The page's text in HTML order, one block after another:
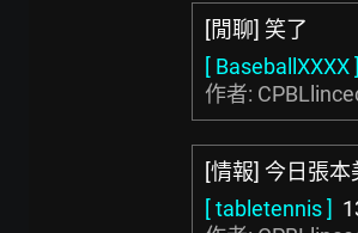
[閒聊] 笑了
[ BaseballXXXX ]
作者:
[情報] 今日張本
[ tabletennis ]